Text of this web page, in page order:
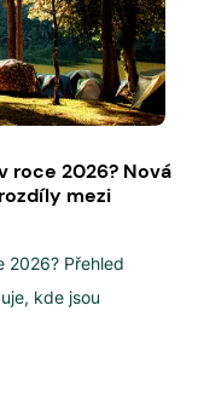
roce 2026? Nová
mezi
2026? Přehled
kde jsou